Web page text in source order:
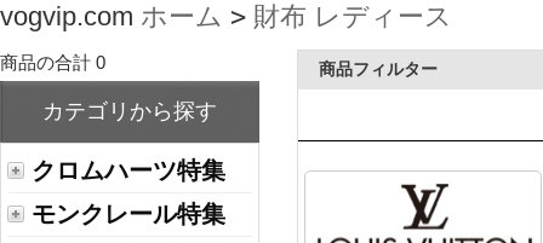
vogvip.com ホーム > 財布 レディース
商品の合計 0
カテゴリから探す
クロムハーツ特集
モンクレール特集
商品フィルター